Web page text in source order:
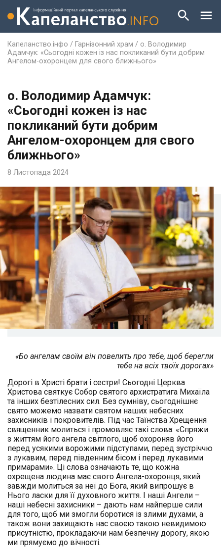
Капеланство.інфо / Гарнізонний храм / о. Володимир
Адамчук: «Сьогодні кожен із нас покликаний бути добрим
Ангелом-охоронцем для свого ближнього»
о. Володимир Адамчук:
«Сьогодні кожен із нас
покликаний бути добрим
Ангелом-охоронцем для свого
ближнього»
8 Листопада 2024
«Бо ангелам своїм він повелить про тебе, щоб берегли
тебе на всіх твоїх дорогах»
Дорогі в Христі брати і сестри! Сьогодні Церква
Христова святкує Собор святого архистратига Михаїла
та інших безтілесних сил. Без сумніву, сьогоднішнє
свято можемо назвати святом наших небесних
захисників і покровителів. Під час Таїнства Хрещення
священник молиться і промовляє такі слова: «Спряжи
з життям його ангела світлого, щоб охороняв його
перед усякими ворожими підступами, перед зустріччю
з лукавим, перед південним бісом і перед лукавими
примарами». Ці слова означають те, що кожна
охрещена людина має свого Ангела-охоронця, який
завжди молиться за неї до Бога, який випрошує в
Нього ласки для її духовного життя. І наші Ангели –
наші небесні захисники – дають нам найперше сили
для того, щоб ми змогли боротися із злими духами, а
також вони захищають нас своєю такою невидимою
присутністю, прокладаючи нам безпечну дорогу, якою
ми прямуємо до вічності.